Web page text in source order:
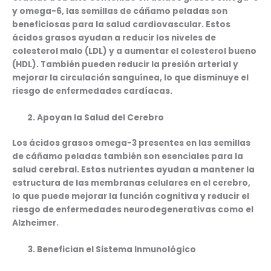
y omega-6, las semillas de cáñamo peladas son
beneficiosas para la salud cardiovascular. Estos
ácidos grasos ayudan a reducir los niveles de
colesterol malo (LDL) y a aumentar el colesterol bueno
(HDL). También pueden reducir la presión arterial y
mejorar la circulación sanguínea, lo que disminuye el
riesgo de enfermedades cardíacas.
Apoyan la Salud del Cerebro
Los ácidos grasos omega-3 presentes en las semillas
de cáñamo peladas también son esenciales para la
salud cerebral. Estos nutrientes ayudan a mantener la
estructura de las membranas celulares en el cerebro,
lo que puede mejorar la función cognitiva y reducir el
riesgo de enfermedades neurodegenerativas como el
Alzheimer.
Benefician el Sistema Inmunológico